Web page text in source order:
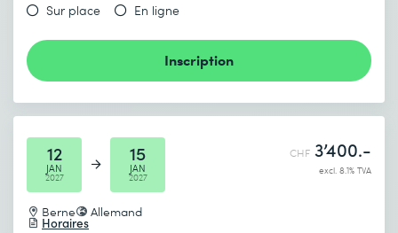
Sur place En ligne
Inscription
12
JAN
2027
15
JAN
2027
Berne Allemand
Horaires
CHF 3’400.-
excl. 8.1% TVA